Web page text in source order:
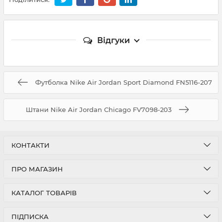
Відгуки
Футболка Nike Air Jordan Sport Diamond FN5116-207
Штани Nike Air Jordan Chicago FV7098-203
КОНТАКТИ
ПРО МАГАЗИН
КАТАЛОГ ТОВАРІВ
ПІДПИСКА